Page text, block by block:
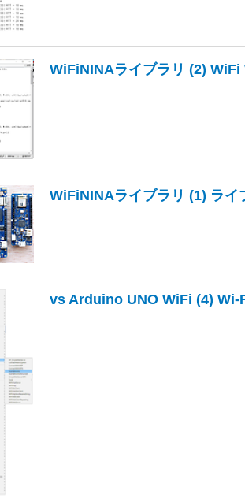
WiFiNINAライブラリ (2)
WiFiNINAライブラリ (1) ライ
vs Arduino UNO WiFi (4) Wi-